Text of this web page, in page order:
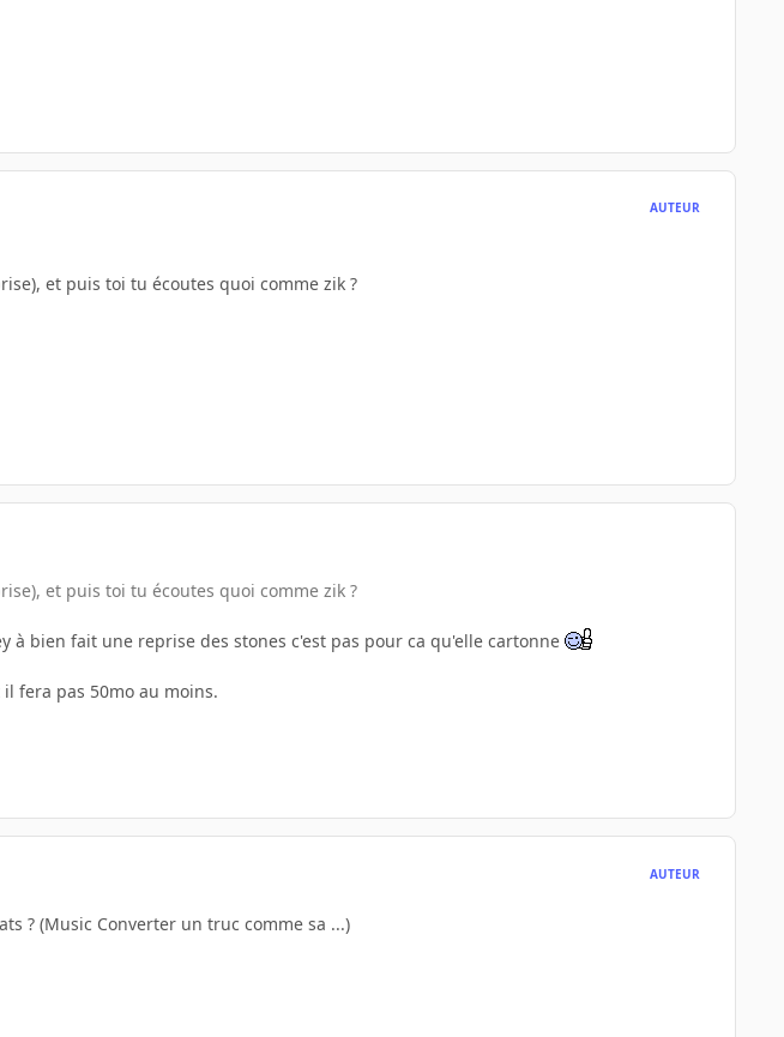
AUTEUR
et puis toi tu écoutes quoi comme zik ?
et puis toi tu écoutes quoi comme zik ?
à bien fait une reprise des stones c'est pas pour ca qu'elle cartonne
fera pas 50mo au moins.
AUTEUR
? (Music Converter un truc comme sa ...)